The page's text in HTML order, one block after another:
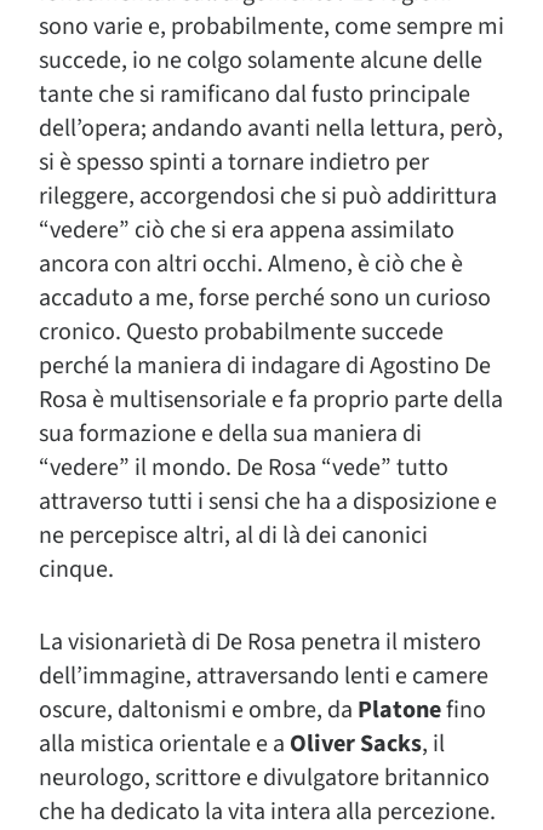
sono varie e, probabilmente, come sempre mi
succede, io ne colgo solamente alcune delle
tante che si ramificano dal fusto principale
dell’opera; andando avanti nella lettura, però,
si è spesso spinti a tornare indietro per
rileggere, accorgendosi che si può addirittura
“vedere” ciò che si era appena assimilato
ancora con altri occhi. Almeno, è ciò che è
accaduto a me, forse perché sono un curioso
cronico. Questo probabilmente succede
perché la maniera di indagare di Agostino De
Rosa è multisensoriale e fa proprio parte della
sua formazione e della sua maniera di
“vedere” il mondo. De Rosa “vede” tutto
attraverso tutti i sensi che ha a disposizione e
ne percepisce altri, al di là dei canonici
cinque.
La visionarietà di De Rosa penetra il mistero
dell’immagine, attraversando lenti e camere
oscure, daltonismi e ombre, da Platonefino
alla mistica orientale e a Oliver Sacks, il
neurologo, scrittore e divulgatore britannico
che ha dedicato la vita intera alla percezione.